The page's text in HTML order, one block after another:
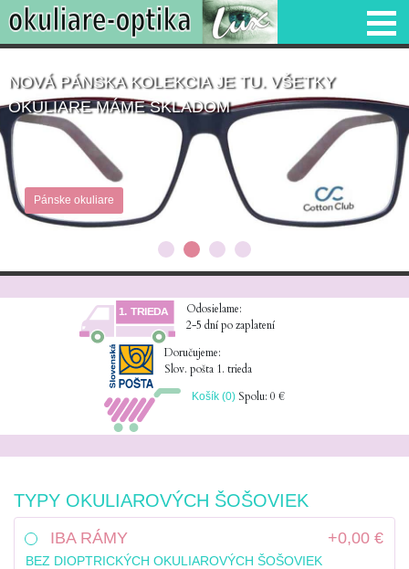
NOVÁ PÁNSKA KOLEKCIA JE TU. VŠETKY
OKULIARE MÁME SKLADOM
Pánske okuliare
Odosielame:
2-5 dní po zaplatení
Doručujeme:
Slov. pošta 1. trieda
Košík (0) Spolu: 0 €
TYPY OKULIAROVÝCH ŠOŠOVIEK
IBA RÁMY +0,00 €
BEZ DIOPTRICKÝCH OKULIAROVÝCH ŠOŠOVIEK